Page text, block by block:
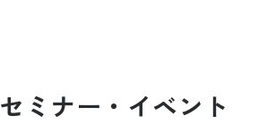
セミナー・イベント